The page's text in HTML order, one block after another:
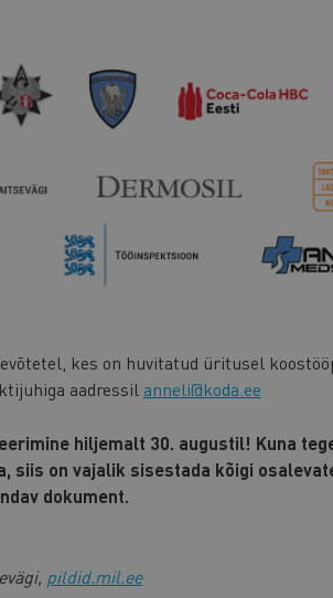
kes on huvitatud üritusel
aadressil anneli@koda.ee
hiljemalt 30. augustil! Kuna
siis on vajalik sisestada kõigi
dokument.
pildid.mil.ee